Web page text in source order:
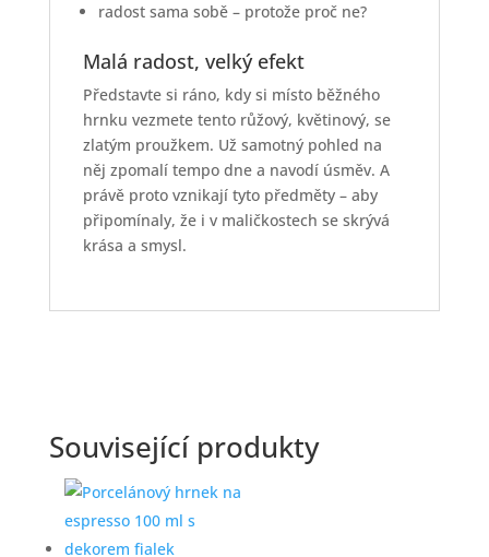
radost sama sobě – protože proč ne?
Malá radost, velký efekt
Představte si ráno, kdy si místo běžného
hrnku vezmete tento růžový, květinový, se
zlatým proužkem. Už samotný pohled na
něj zpomalí tempo dne a navodí úsměv. A
právě proto vznikají tyto předměty – aby
připomínaly, že i v maličkostech se skrývá
krása a smysl.
Související produkty